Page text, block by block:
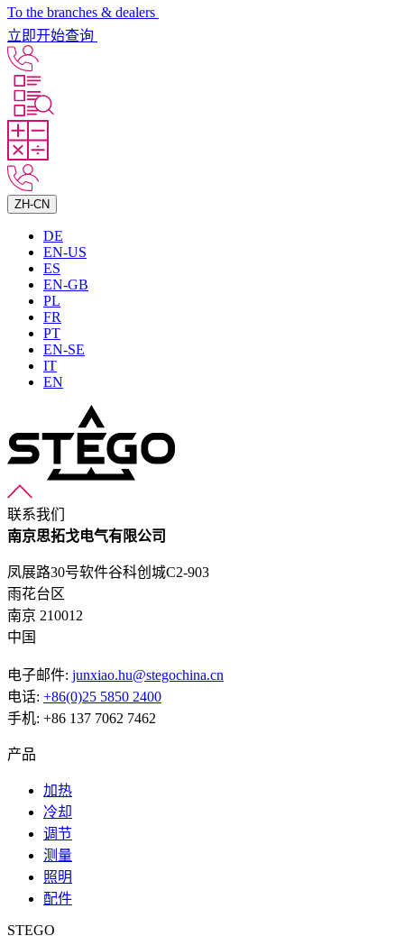
To the branches & dealers
立即开始查询
ZH-CN
DE
EN-US
ES
EN-GB
PL
FR
PT
EN-SE
IT
EN
联系我们
南京思拓戈电气有限公司
凤展路30号软件谷科创城C2-903
雨花台区
南京 210012
中国
电子邮件: junxiao.hu@stegochina.cn
电话: +86(0)25 5850 2400
手机: +86 137 7062 7462
产品
加热
冷却
调节
测量
照明
配件
STEGO